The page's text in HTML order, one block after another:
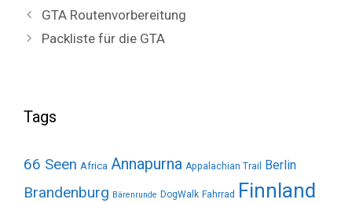
GTA Routenvorbereitung
Packliste für die GTA
Tags
66 Seen Africa Annapurna Appalachian Trail Berlin
Brandenburg Bärenrunde DogWalk Fahrrad Finnland